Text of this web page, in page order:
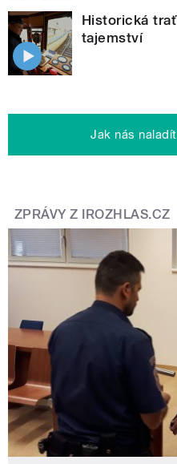
Historická
tajemství
Jak nás
ZPRÁVY Z IROZHLAS.CZ